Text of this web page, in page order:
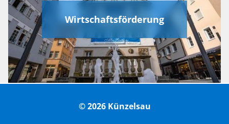
Wirtschaftsförderung
© 2026 Künzelsau